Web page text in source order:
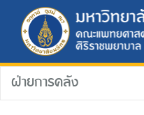
ฝ่ายการคลัง